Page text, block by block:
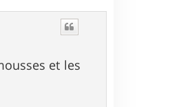
et les